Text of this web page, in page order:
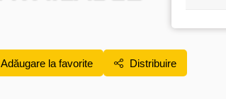
Adăugare la favorite Distribuire